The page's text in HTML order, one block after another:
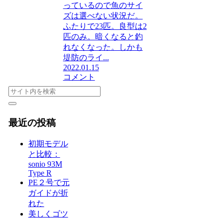
っているので魚のサイ
ズは選べない状況だ。
ふたりで23匹。良型は2
匹のみ。暗くなると釣
れなくなった。しかも
堤防のライ...
2022.01.15
コメント
最近の投稿
初期モデル
と比較：
sonio 93M
Type R
PE２号で元
ガイドが折
れた
美しくゴツ